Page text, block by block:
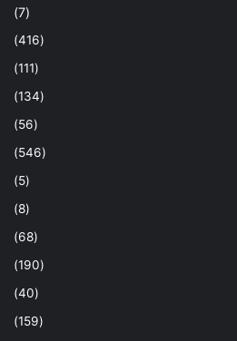
(7)
(416)
(111)
(134)
(56)
(546)
(5)
(8)
(68)
(190)
(40)
(159)